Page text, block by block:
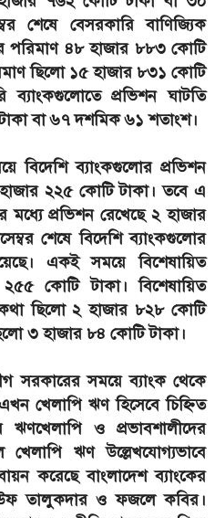
শেষে বেসরকারি বাণিজ্যিক
পরিমাণ ৪৮ হাজার ৮৮৩ কোটি
ছিলো ১৫ হাজার ৮৩১ কোটি
ব্যাংকগুলোতে প্রভিশন ঘাটতি
বা ৬৭ দশমিক ৬১ শতাংশ।
বিদেশি ব্যাংকগুলোর প্রভিশন
২২৫ কোটি টাকা। তবে এ
প্রভিশন রেখেছে ২ হাজার
শেষে বিদেশি ব্যাংকগুলোর
একই সময়ে বিশেষায়িত
কোটি টাকা। বিশেষায়িত
ছিলো ২ হাজার ৮২৮ কোটি
৩ হাজার ৮৪ কোটি টাকা।
সরকারের সময়ে ব্যাংক থেকে
খেলাপি ঋণ হিসেবে চিহ্নিত
ও প্রভাবশালীদের
ঋণ উল্লেখযোগ্যভাবে
করেছে বাংলাদেশ ব্যাংকের
তালুকদার ও ফজলে কবির।